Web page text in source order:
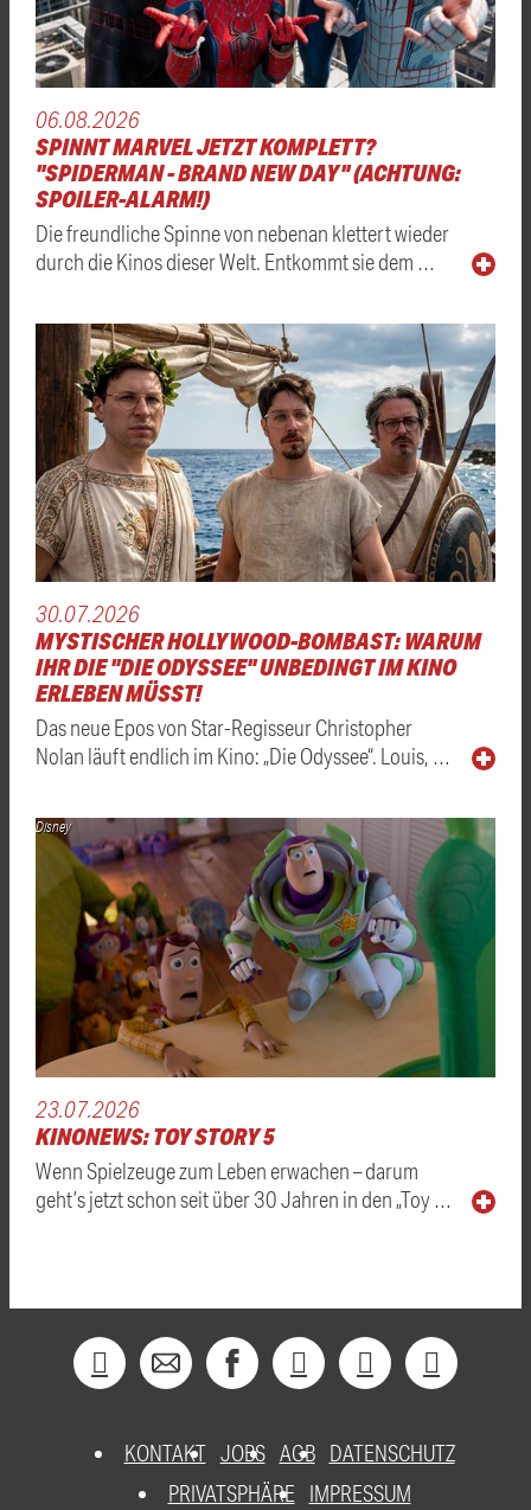
06.08.2026
SPINNT MARVEL JETZT KOMPLETT?
"SPIDERMAN - BRAND NEW DAY" (ACHTUNG:
SPOILER-ALARM!)
Die freundliche Spinne von nebenan klettert wieder
durch die Kinos dieser Welt. Entkommt sie dem …
30.07.2026
MYSTISCHER HOLLYWOOD-BOMBAST: WARUM
IHR DIE "DIE ODYSSEE" UNBEDINGT IM KINO
ERLEBEN MÜSST!
Das neue Epos von Star-Regisseur Christopher
Nolan läuft endlich im Kino: „Die Odyssee“. Louis, …
Disney
23.07.2026
KINONEWS: TOY STORY 5
Wenn Spielzeuge zum Leben erwachen – darum
geht’s jetzt schon seit über 30 Jahren in den „Toy …
KONTAKT JOBS AGB DATENSCHUTZ
PRIVATSPHÄRE
IMPRESSUM